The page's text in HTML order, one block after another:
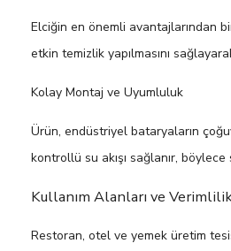
Elciğin en önemli avantajlarından
etkin temizlik yapılmasını
Kolay Montaj ve Uyumluluk
Ürün, endüstriyel bataryaların
kontrollü su akışı sağlanır,
Kullanım Alanları ve
Restoran, otel ve yemek üretim